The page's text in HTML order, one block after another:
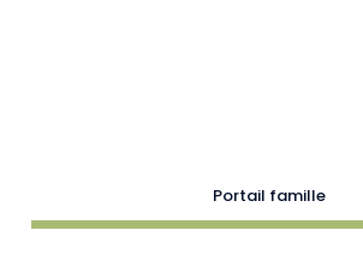
Portail famille